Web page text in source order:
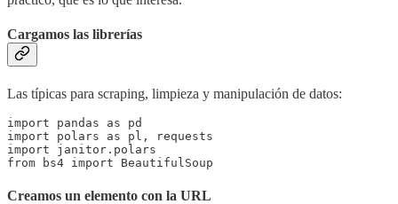
Cargamos las librerías
Las típicas para scraping, limpieza y manipulación de datos:
import pandas as pd
import polars as pl, requests
import janitor.polars
from bs4 import BeautifulSoup
Creamos un elemento con la URL